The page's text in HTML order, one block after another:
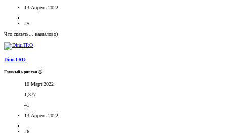
13 Апрель 2022
#5
Что сказать... наедалово)
DimiTRO
Главный криптан🥇
10 Март 2022
1,377
41
13 Апрель 2022
#6